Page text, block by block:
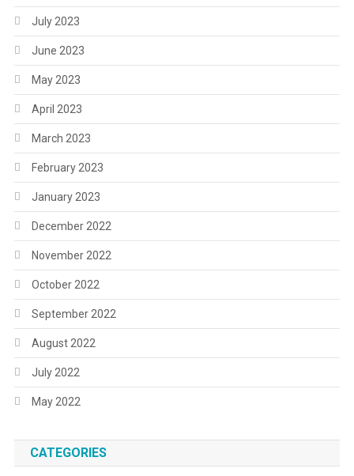
July 2023
June 2023
May 2023
April 2023
March 2023
February 2023
January 2023
December 2022
November 2022
October 2022
September 2022
August 2022
July 2022
May 2022
CATEGORIES